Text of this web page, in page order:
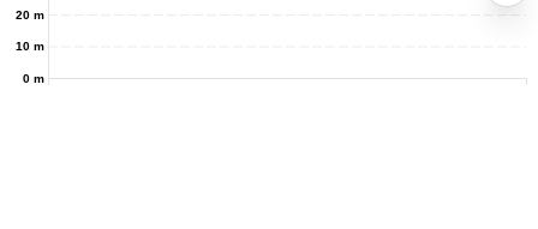
0 m
10 m
20 m